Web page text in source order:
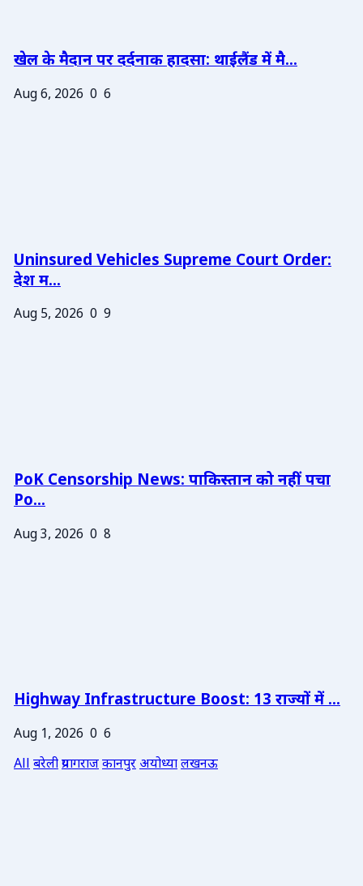
खेल के मैदान पर दर्दनाक हादसा: थाईलैंड में मै...
Aug 6, 2026 0 6
Uninsured Vehicles Supreme Court Order:
देश म...
Aug 5, 2026 0 9
PoK Censorship News: पाकिस्तान को नहीं पचा
Po...
Aug 3, 2026 0 8
Highway Infrastructure Boost: 13 राज्यों में ...
Aug 1, 2026 0 6
Allबरेलीप्रयागराजकानपुरअयोध्यालखनऊ